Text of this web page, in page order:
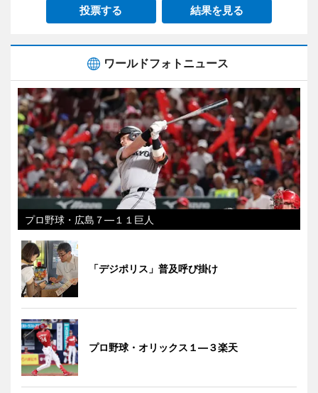
投票する 結果を見る
ワールドフォトニュース
プロ野球・広島７―１１巨人
「デジポリス」普及呼び掛け
プロ野球・オリックス１―３楽天